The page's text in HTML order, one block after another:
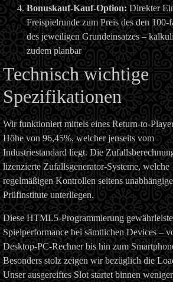
Bonuskauf-Kauf-Option:Direkter
Freispielrunde zum Preis des den 100-
des jeweiligen Grundeinsatzes –
zudem planbar
Technisch wichtige
Spezifikationen
Wir funktioniert mittels eines Return-to-
Höhe von 96,45%, welcher jenseits vom
Industriestandard liegt. Die
lizenzierte Zufallsgenerator-Systeme, welche
regelmäßigen Kontrollen seitens unabhängige
Prüfinstitute unterliegen.
Diese HTML5-Programmierung
Spielperformance bei sämtlichen Devices –
Desktop-PC-Rechner bis hin zum
Besonders stolz zeigen wir bezüglich die
Unser ausgereiftes Slot startet binnen